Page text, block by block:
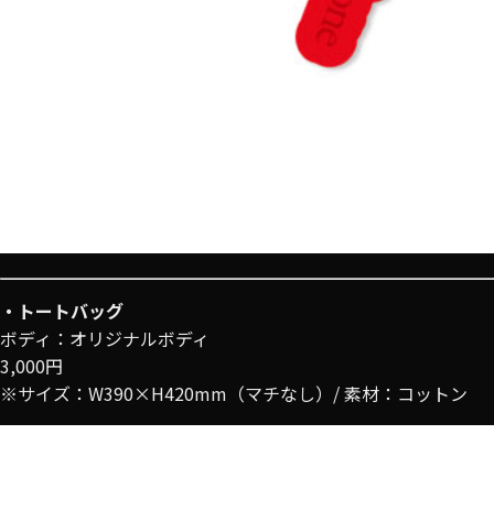
・トートバッグ
ボディ：オリジナルボディ
3,000円
※サイズ：W390×H420mm（マチなし）/ 素材：コットン